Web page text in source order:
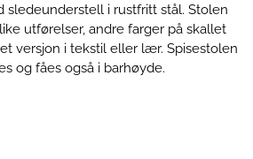
sledeunderstell i rustfritt stål. Stolen
utførelser, andre farger på skallet
versjon i tekstil eller lær. Spisestolen
og fåes også i barhøyde.